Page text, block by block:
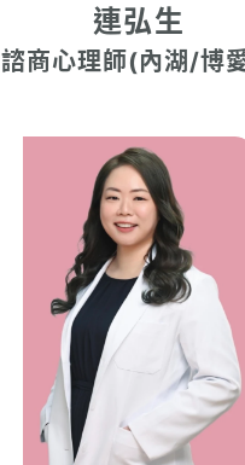
連弘生
諮商心理師(內湖/博愛